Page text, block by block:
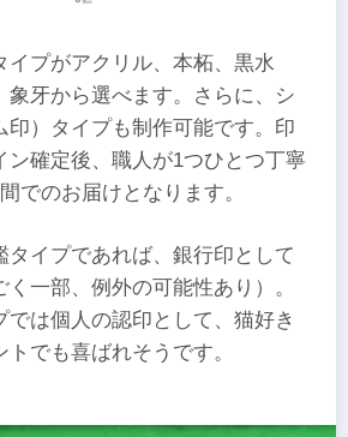
イプがアクリル、本柘、黒水
象牙から選べます。さらに、シ
印）タイプも制作可能です。印
ン確定後、職人が1つひとつ丁寧
でのお届けとなります。
タイプであれば、銀行印として
一部、例外の可能性あり）。
では個人の認印として、猫好き
でも喜ばれそうです。